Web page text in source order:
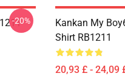
-20%
Kankan My
Shirt RB1211
20,93 £ - 24,09